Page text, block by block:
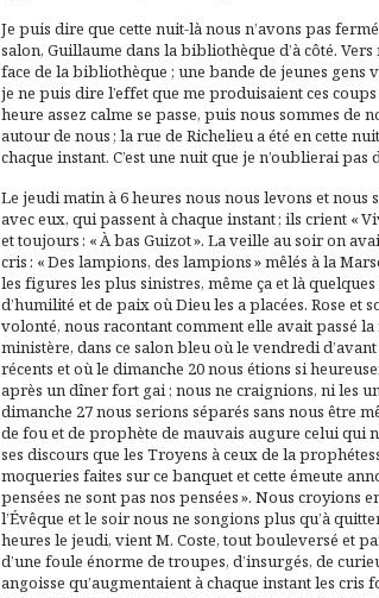
Je puis dire que cette nuit-là nous n’avons pas
salon, Guillaume dans la bibliothèque d’à côté.
face de la bibliothèque ; une bande de jeunes gens
je ne puis dire l’effet que me produisaient ces
heure assez calme se passe, puis nous sommes
autour de nous ; la rue de Richelieu a été en cette
chaque instant. C’est une nuit que je n’oublierai
Le jeudi matin à 6 heures nous nous levons et
avec eux, qui passent à chaque instant ; ils crient «
et toujours : « À bas Guizot ». La veille au soir on
cris : « Des lampions, des lampions » mêlés à la
les figures les plus sinistres, même ça et là
d’humilité et de paix où Dieu les a placées. Rose
volonté, nous racontant comment elle avait passé
ministère, dans ce salon bleu où le vendredi
récents et où le dimanche 20 nous étions si
après un dîner fort gai ; nous ne craignions, ni les
dimanche 27 nous serions séparés sans nous être
de fou et de prophète de mauvais augure celui qui
ses discours que les Troyens à ceux de la
moqueries faites sur ce banquet et cette émeute
pensées ne sont pas nos pensées ». Nous
l’Évêque et le soir nous ne songions plus qu’à
heures le jeudi, vient M. Coste, tout bouleversé et
d’une foule énorme de troupes, d’insurgés, de
angoisse qu’augmentaient à chaque instant les